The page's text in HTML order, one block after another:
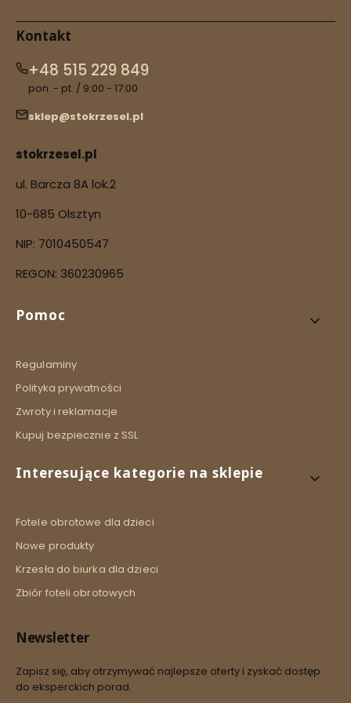
Kontakt
+48 515 229 849
pon. - pt. / 9:00 - 17:00
sklep@stokrzesel.pl
stokrzesel.pl
ul. Barcza 8A lok.2
10-685 Olsztyn
NIP: 7010450547
REGON: 360230965
Linki w stopce
Pomoc
Regulaminy
Polityka prywatności
Zwroty i reklamacje
Kupuj bezpiecznie z SSL
Interesujące kategorie na sklepie
Fotele obrotowe dla dzieci
Nowe produkty
Krzesła do biurka dla dzieci
Zbiór foteli obrotowych
Newsletter
Zapisz się, aby otrzymywać najlepsze oferty i zyskać dostęp
do eksperckich porad.